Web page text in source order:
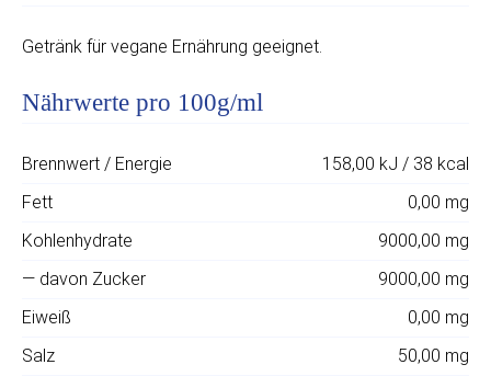
Getränk für vegane Ernährung geeignet.
Nährwerte pro 100g/ml
Brennwert / Energie
158,00 kJ / 38 kcal
Fett
0,00 mg
Kohlenhydrate
9000,00 mg
— davon Zucker
9000,00 mg
Eiweiß
0,00 mg
Salz
50,00 mg